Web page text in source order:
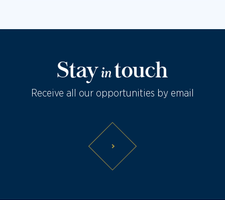
Stayin touch
Receive all our opportunities by email